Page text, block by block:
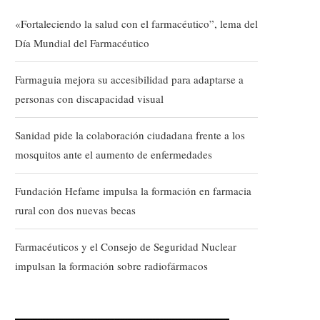
«Fortaleciendo la salud con el farmacéutico”, lema del
Día Mundial del Farmacéutico
Farmaguia mejora su accesibilidad para adaptarse a
personas con discapacidad visual
Sanidad pide la colaboración ciudadana frente a los
mosquitos ante el aumento de enfermedades
Fundación Hefame impulsa la formación en farmacia
rural con dos nuevas becas
Farmacéuticos y el Consejo de Seguridad Nuclear
impulsan la formación sobre radiofármacos